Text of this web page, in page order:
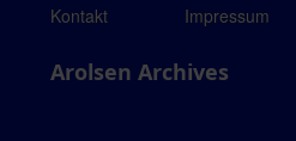
Kontakt Impressum
Arolsen Archives